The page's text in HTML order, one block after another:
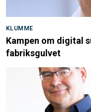
KLUMME
Kampen om digital
fabriksgulvet